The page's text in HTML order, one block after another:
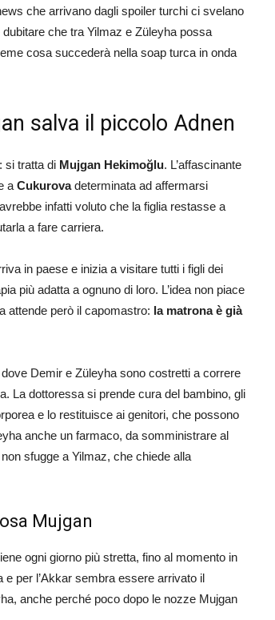
che arrivano dagli spoiler turchi ci svelano
che tra Yilmaz e Züleyha possa
cosa succederà nella soap turca in onda
salva il piccolo Adnen
si tratta di Mujgan Hekimoğlu. L’affascinante
a Cukurovadeterminata ad affermarsi
infatti voluto che la figlia restasse a
a fare carriera.
in paese e inizia a visitare tutti i figli dei
più adatta a ognuno di loro. L’idea non piace
attende però il capomastro: la matrona è già
Demir e Züleyha sono costretti a correre
La dottoressa si prende cura del bambino, gli
e lo restituisce ai genitori, che possono
anche un farmaco, da somministrare al
sfugge a Yilmaz, che chiede alla
Mujgan
ogni giorno più stretta, fino al momento in
e per l’Akkar sembra essere arrivato il
anche perché poco dopo le nozze Mujgan